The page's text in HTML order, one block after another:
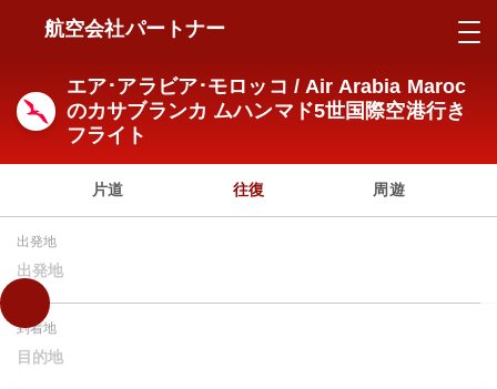
航空会社パートナー
エア･アラビア･モロッコ / Air Arabia Maroc
のカサブランカ ムハンマド5世国際空港行き
フライト
片道 往復 周遊
出発地
出発地
到着地
目的地